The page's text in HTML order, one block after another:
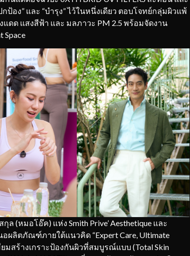
อง” และ “บำรุง” ไว้ในหนึ่งเดียว ตอบโจทย์กลุ่มผิวแพ้
ดด แสงสีฟ้า และ มลภาวะ PM 2.5 พร้อมจัดงาน
Space
(หมอโอ๊ค) แห่ง Smith Prive’ Aesthetique และ
ผลิตภัณฑ์ภายใต้แนวคิด “Expert Care, Ultimate
มสร้างเกราะป้องกันผิวที่สมบูรณ์แบบ (Total Skin